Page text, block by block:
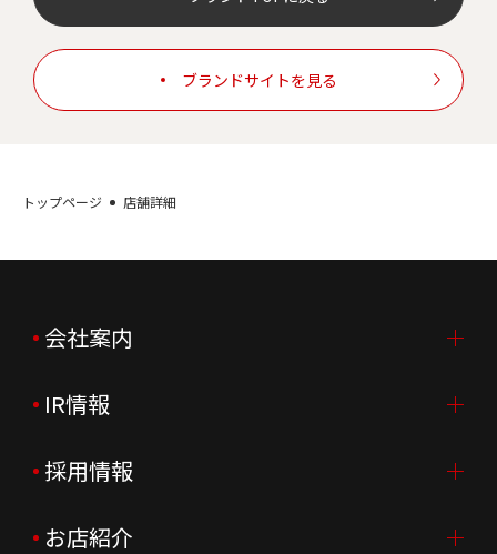
ブランドサイトを見る
トップページ 店舗詳細
会社案内
会社案内TOP
ご挨拶
会社概要
IR情報
IR情報TOP
ニュースリリース
採用情報
採用情報TOP
お店紹介